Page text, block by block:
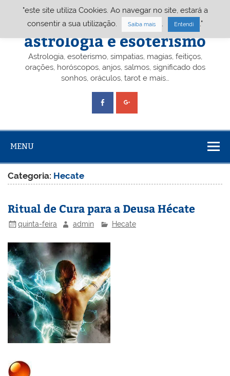
Portal A&E – Portal
astrologia e esoterismo
Astrologia, esoterismo, simpatias, magias, feitiços,
orações, horóscopos, anjos, salmos, significado dos
sonhos, oráculos, tarot e mais…
MENU
Categoria: Hecate
Ritual de Cura para a Deusa Hécate
quinta-feira admin Hecate
"este site utiliza Cookies. Ao navegar no site, estará a
consentir a sua utilização.
Saiba mais Entendi ."